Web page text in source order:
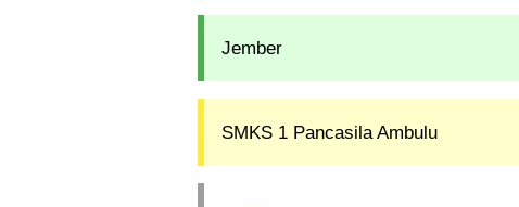
Jember
SMKS 1 Pancasila Ambulu